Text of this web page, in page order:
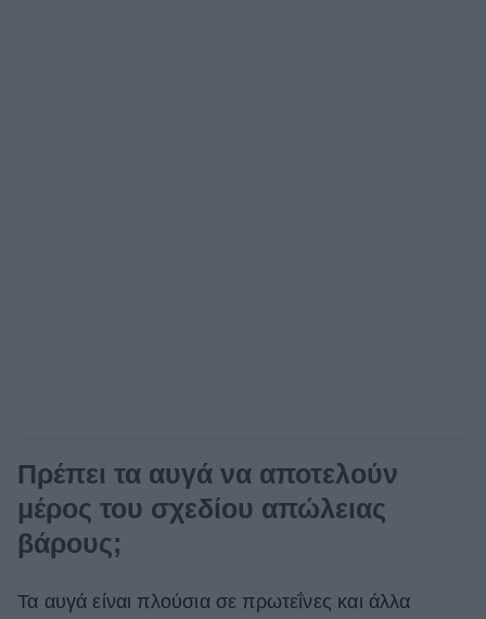
Πρέπει τα αυγά να αποτελούν
μέρος του σχεδίου απώλειας
βάρους;
Τα αυγά είναι πλούσια σε πρωτεΐνες και άλλα